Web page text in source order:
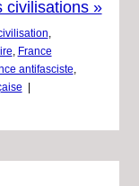
civilisations »
France
antifasciste